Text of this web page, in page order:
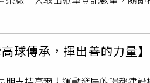
熱開水。），用攝氏40度左右
做，更要加碼擴大：包含提高營
鎮一公托、公托與準公托免月
，是自己提出的「宜蘭線＋1」
大市」，讓更多的人願意留下來
宗憲強調，未來這條路不會輕鬆
部長出新的樹芽。（圖／吳德亮
茶樹，每年從三月中旬到11月源源
主。青心柑仔是三峽特有的長青茶
或市佔率都遠低於青心烏龍、青
高球傳承，揮出善的力量